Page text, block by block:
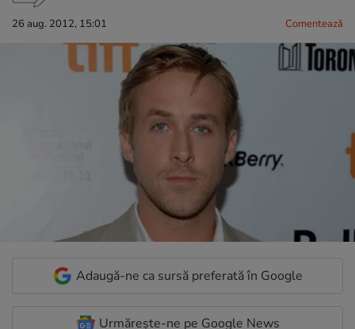
26 aug. 2012, 15:01 Comentează
Adaugă-ne ca sursă preferată în Google
Urmărește-ne pe Google News